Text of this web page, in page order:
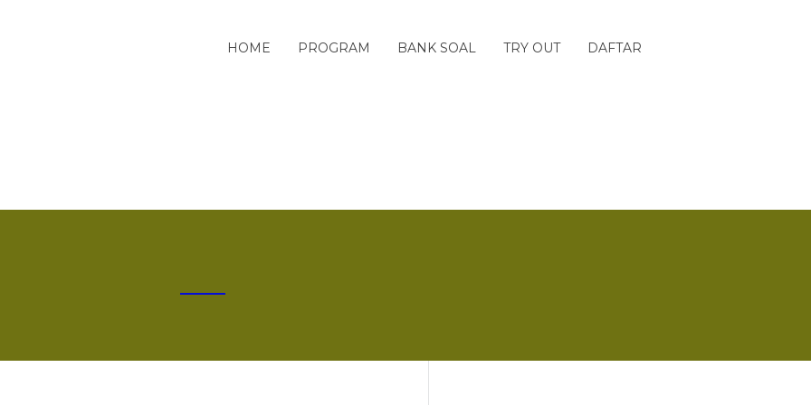
HOME PROGRAM BANK SOAL TRY OUT DAFTAR